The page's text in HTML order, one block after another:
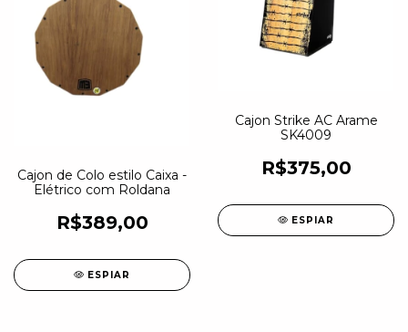
Cajon de Colo estilo Caixa -
Elétrico com Roldana
R$389,00
ESPIAR
Cajon Strike AC Arame
SK4009
R$375,00
ESPIAR